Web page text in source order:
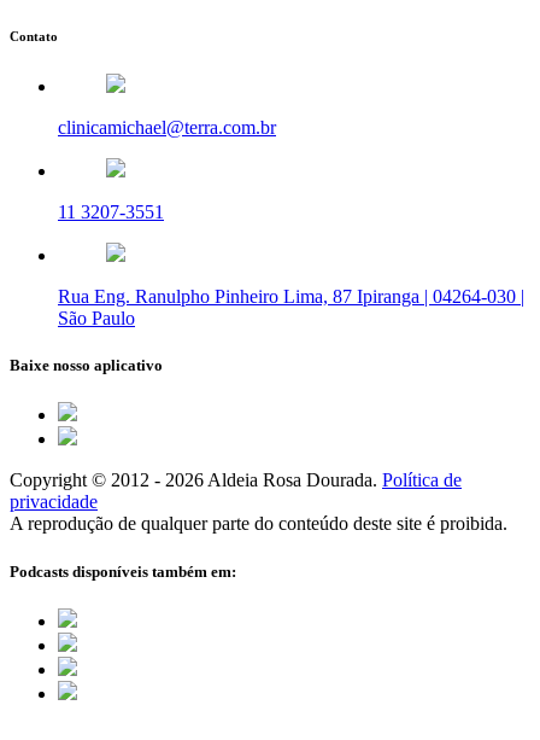
Contato
clinicamichael@terra.com.br
11 3207-3551
Rua Eng. Ranulpho Pinheiro Lima, 87 Ipiranga | 04264-030 |
São Paulo
Baixe nosso aplicativo
Copyright © 2012 - 2026 Aldeia Rosa Dourada. Política de
privacidade
A reprodução de qualquer parte do conteúdo deste site é proibida.
Podcasts disponíveis também em: